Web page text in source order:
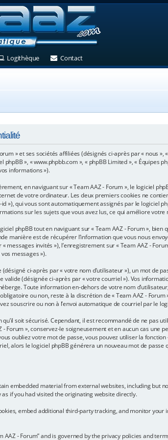
un nouvel onglet)
Logithèque(Ouvre un nouvel onglet)
Contact(Ouvre un nouvel onglet)
» et ses sociétés affiliées (désignés ci-après par « nous
phpBB », « www.phpbb.com », « phpBB Limited », «
informations »).
en naviguant sur « Team AAZ - Forum », le logiciel
de votre ordinateur. Les deux premiers cookies ne
»), qui vous sont automatiquement assignés par le logiciel
sur les sujets que vous avez lus, ce qui améliore
phpBB tout en naviguant sur « Team AAZ - Forum »,
manière est de récupérer l’information que vous nous
messages invités »), l’enregistrement sur « Team AAZ -
messages »).
ci-après par « votre nom d’utilisateur »), un mot de
(désignée ci-après par « votre courriel »). Vos
Toute information en-dehors de votre nom
ou non, reste à la discrétion de « Team AAZ -
souscrire ou non à l’envoi automatique de courriel par le
soit sécurisé. Cependant, il est recommandé de ne pas
Forum », conservez-le soigneusement et en aucun cas une
oubliez votre mot de passe, vous pouvez utiliser la
alors le logiciel phpBB générera un nouveau mot de
embedded material from external websites, including but
if you had visited the originating website directly.
embed additional third-party tracking, and monitor
AAZ - Forum” and is governed by the privacy policies and